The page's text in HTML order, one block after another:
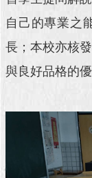
即
時
新
聞
自己的專業之
長；本校亦核
與良好品格的優